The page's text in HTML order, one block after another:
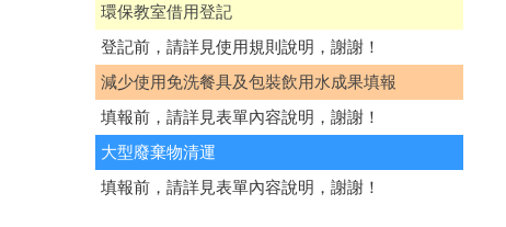
環保教室借用登記
登記前，請詳見使用規則說明，謝謝！
減少使用免洗餐具及包裝飲用水成果填報
填報前，請詳見表單內容說明，謝謝！
大型廢棄物清運
填報前，請詳見表單內容說明，謝謝！